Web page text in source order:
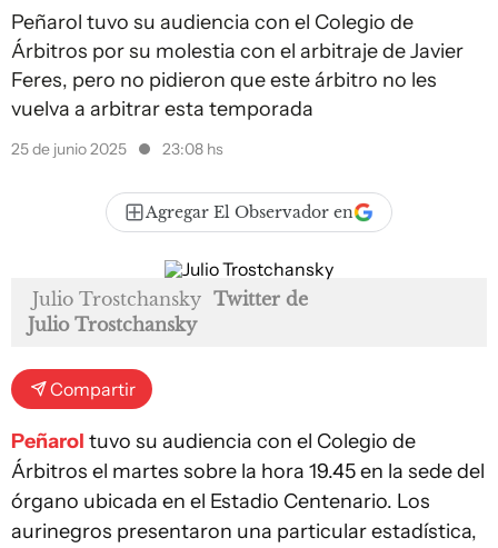
Peñarol tuvo su audiencia con el Colegio de
Árbitros por su molestia con el arbitraje de Javier
Feres, pero no pidieron que este árbitro no les
vuelva a arbitrar esta temporada
25 de junio 2025 23:08 hs
Agregar El Observador en
Julio Trostchansky Twitter de
Julio Trostchansky
Compartir
Peñarol tuvo su audiencia con el Colegio de
Árbitros el martes sobre la hora 19.45 en la sede del
órgano ubicada en el Estadio Centenario. Los
aurinegros presentaron una particular estadística,